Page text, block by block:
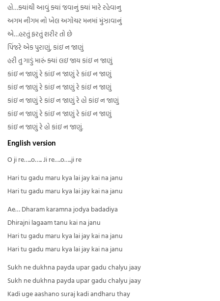
હો…ક્યાંથી આવું ક્યાં જવાનું ક્યાં મારે રહેવાનુ
અગમ નીગમ નો ખેલ અગોચર મનમાં મુંઝાવાનું
એ…હરતું ફરતું શરીર તો છે
પિંજરે એક પુરાણું, કાંઇ ન જાણું
હરી તુ ગાડું મારું ક્યાં લઇ જાય કાંઇ ન જાણું
કાંઇ ન જાણું રે કાંઇ ન જાણું રે કાંઇ ન જાણું
કાંઇ ન જાણું રે કાંઇ ન જાણું રે કાંઇ ન જાણું
કાંઇ ન જાણું રે કાંઇ ન જાણું રે હો કાંઇ ન જાણું
કાંઇ ન જાણું રે કાંઇ ન જાણું રે કાંઇ ન જાણું
કાંઇ ન જાણું રે હો કાંઇ ન જાણું.
English version
O ji re…..o….. Ji re….o…..ji re
Hari tu gadu maru kya lai jay kai na janu
Hari tu gadu maru kya lai jay kai na janu
Ae… Dharam karamna jodya badadiya
Dhirajni lagaam tanu kai na janu
Hari tu gadu maru kya lai jay kai na janu
Hari tu gadu maru kya lai jay kai na janu
Sukh ne dukhna payda upar gadu chalyu jaay
Sukh ne dukhna payda upar gadu chalyu jaay
Kadi uge aashano suraj kadi andharu thay